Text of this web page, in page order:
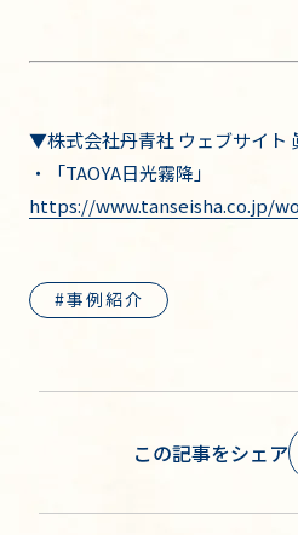
▼株式会社丹青社 ウェブサイト
・「TAOYA日光霧降」
https://www.tanseisha.co.jp/
事例紹介
この記事をシェア